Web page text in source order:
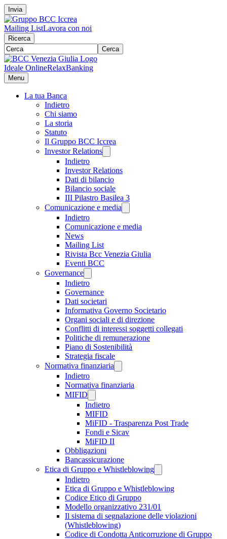
Invia
Mailing ListLavora con noi
Ricerca
Cerca
Ideale OnlineRelaxBanking
Menu
La tua Banca
Indietro
Chi siamo
La storia
Statuto
Il Gruppo BCC Iccrea
Investor Relations
Indietro
Investor Relations
Dati di bilancio
Bilancio sociale
III Pilastro Basilea 3
Comunicazione e media
Indietro
Comunicazione e media
News
Mailing List
Rivista Bcc Venezia Giulia
Eventi BCC
Governance
Indietro
Governance
Dati societari
Informativa Governo Societario
Organi sociali e di direzione
Conflitti di interessi soggetti collegati
Politiche di remunerazione
Piano di Sostenibilità
Strategia fiscale
Normativa finanziaria
Indietro
Normativa finanziaria
MIFID
Indietro
MIFID
MiFID - Trasparenza Post Trade
Fondi e Sicav
MiFID II
Obbligazioni
Bancassicurazione
Etica di Gruppo e Whistleblowing
Indietro
Etica di Gruppo e Whistleblowing
Codice Etico di Gruppo
Modello organizzativo 231/01
Il sistema di segnalazione delle violazioni
(Whistleblowing)
Codice di Condotta Anticorruzione di Gruppo